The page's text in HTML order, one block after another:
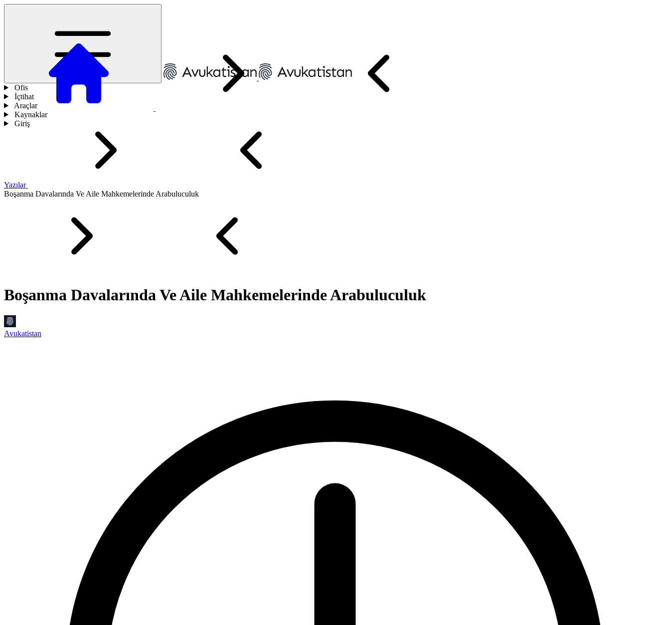
Ofis
İçtihat
Araçlar
Kaynaklar
Giriş
Yazılar
Boşanma Davalarında Ve Aile Mahkemelerinde Arabuluculuk
Boşanma Davalarında Ve Aile Mahkemelerinde Arabuluculuk
Avukatistan